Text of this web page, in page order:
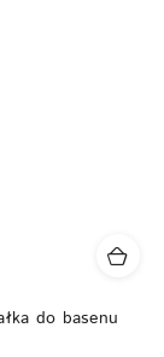
do basenu